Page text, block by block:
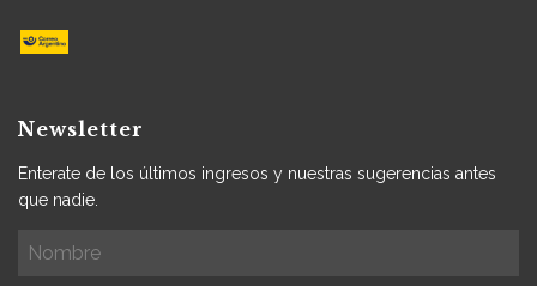
Newsletter
Enterate de los últimos ingresos y nuestras sugerencias antes
que nadie.